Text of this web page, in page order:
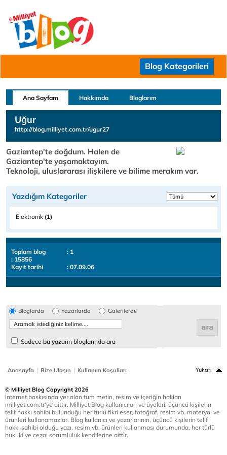
Blog Kategorileri
Ana Sayfam Hakkımda Bloglarım
Uğur
http://blog.milliyet.com.tr/ugur27
Gaziantep'te doğdum. Halen de
Gaziantep'te yaşamaktayım.
Teknoloji, uluslararası ilişkilere ve bilime merakım var.
Yazdığım Kategoriler
Elektronik (1)
Toplam blog
: 1
: 15856
Kayıt tarihi
: 07.09.06
Bloglarda Yazarlarda Galerilerde
Sadece bu yazarın bloglarında ara
Anasayfa | Bize Ulaşın | Kullanım Koşulları Yukarı
© Milliyet Blog Copyright 2026
İnternet baskısında yer alan tüm metin, resim ve içeriğin hakları
milliyet.com.tr'ye aittir. Milliyet Blog kullanıcıları ve üyeleri, üçüncü kişilerin
telif hakkı sahibi bulunduğu her türlü fikri eser, fotoğraf, resim vb. materyal ve
ürünleri kullanamazlar. Blog kullanıcı ve yazarlarının, üçüncü kişilerin telif
hakkı sahibi olduğu yazı, resim vb. ürünleri kullanması durumunda, her türlü
hukuki ve cezai sorumluluk kendilerine aittir.